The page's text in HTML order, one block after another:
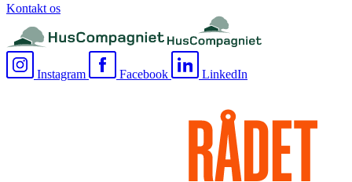
Kontakt os
Instagram Facebook LinkedIn